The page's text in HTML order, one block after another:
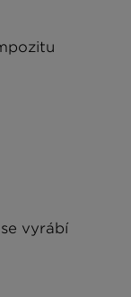
vyrábí